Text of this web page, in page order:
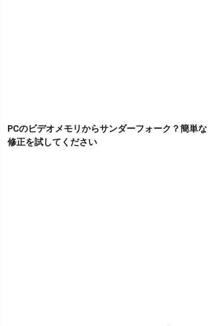
PCのビデオメモリからサンダーフォーク？簡単な
修正を試してください